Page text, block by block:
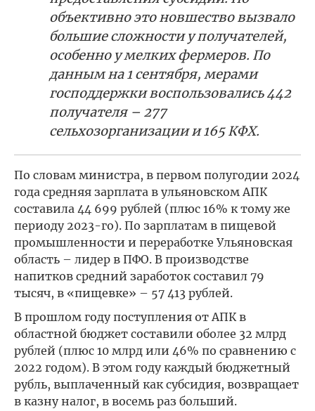
объективно это новшество вызвало
большие сложности у получателей,
особенно у мелких фермеров. По
данным на 1 сентября, мерами
господдержки воспользовались 442
получателя – 277
сельхозорганизации и 165 КФХ.
По словам министра, в первом полугодии 2024
года средняя зарплата в ульяновском АПК
составила 44 699 рублей (плюс 16% к тому же
периоду 2023-го). По зарплатам в пищевой
промышленности и переработке Ульяновская
область – лидер в ПФО. В производстве
напитков средний заработок составил 79
тысяч, в «пищевке» – 57 413 рублей.
В прошлом году поступления от АПК в
областной бюджет составили оболее 32 млрд
рублей (плюс 10 млрд или 46% по сравнению с
2022 годом). В этом году каждый бюджетный
рубль, выплаченный как субсидия, возвращает
в казну налог, в восемь раз больший.